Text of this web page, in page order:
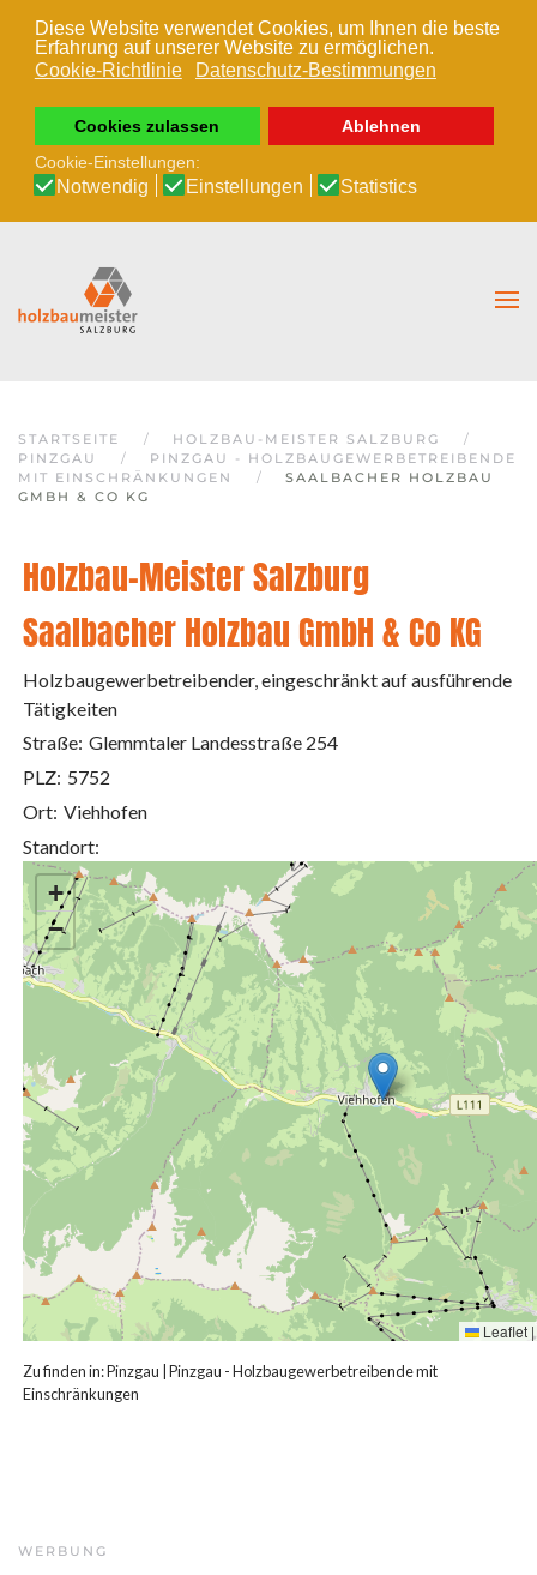
Diese Website verwendet Cookies, um Ihnen die beste
Erfahrung auf unserer Website zu ermöglichen.
Cookie-Richtlinie
Datenschutz-Bestimmungen
Cookies zulassen
Ablehnen
Cookie-Einstellungen:
Notwendig Einstellungen Statistics
Zum Hauptinhalt springen
STARTSEITE
HOLZBAU-MEISTER SALZBURG
PINZGAU
PINZGAU - HOLZBAUGEWERBETREIBENDE
MIT EINSCHRÄNKUNGEN
SAALBACHER HOLZBAU
GMBH & CO KG
Holzbau-Meister Salzburg
Saalbacher Holzbau GmbH & Co KG
Holzbaugewerbetreibender, eingeschränkt auf ausführende
Tätigkeiten
Straße: Glemmtaler Landesstraße 254
PLZ: 5752
Ort: Viehhofen
Standort:
+
−
Leaflet |
Zu finden in:Pinzgau Pinzgau - Holzbaugewerbetreibende mit
Einschränkungen
WERBUNG